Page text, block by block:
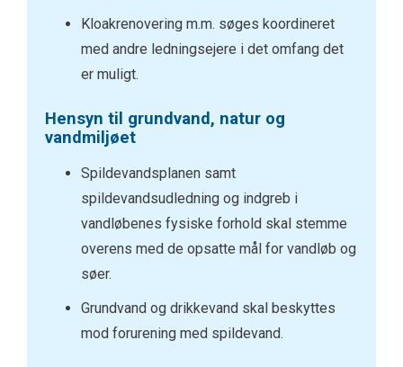
Kloakrenovering m.m. søges koordineret
med andre ledningsejere i det omfang det
er muligt.
Hensyn til grundvand, natur og
vandmiljøet
Spildevandsplanen samt
spildevandsudledning og indgreb i
vandløbenes fysiske forhold skal stemme
overens med de opsatte mål for vandløb og
søer.
Grundvand og drikkevand skal beskyttes
mod forurening med spildevand.